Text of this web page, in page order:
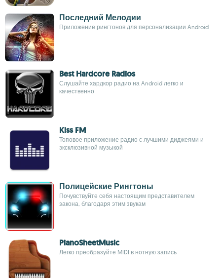
Последний Мелодии
Приложение рингтонов для персонализации Android
Best Hardcore Radios
Слушайте хардкор радио на Android легко и
качественно
Kiss FM
Топовое приложение радио с лучшими диджеями и
эксклюзивной музыкой
Полицейские Рингтоны
Почувствуйте себя настоящим представителем
закона, благодаря этим звукам
PianoSheetMusic
Легко преобразуйте MIDI в нотную запись